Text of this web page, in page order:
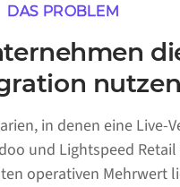
DAS PROBLEM
nutzen
in denen eine Live-
und Lightspeed Retail
operativen Mehrwert